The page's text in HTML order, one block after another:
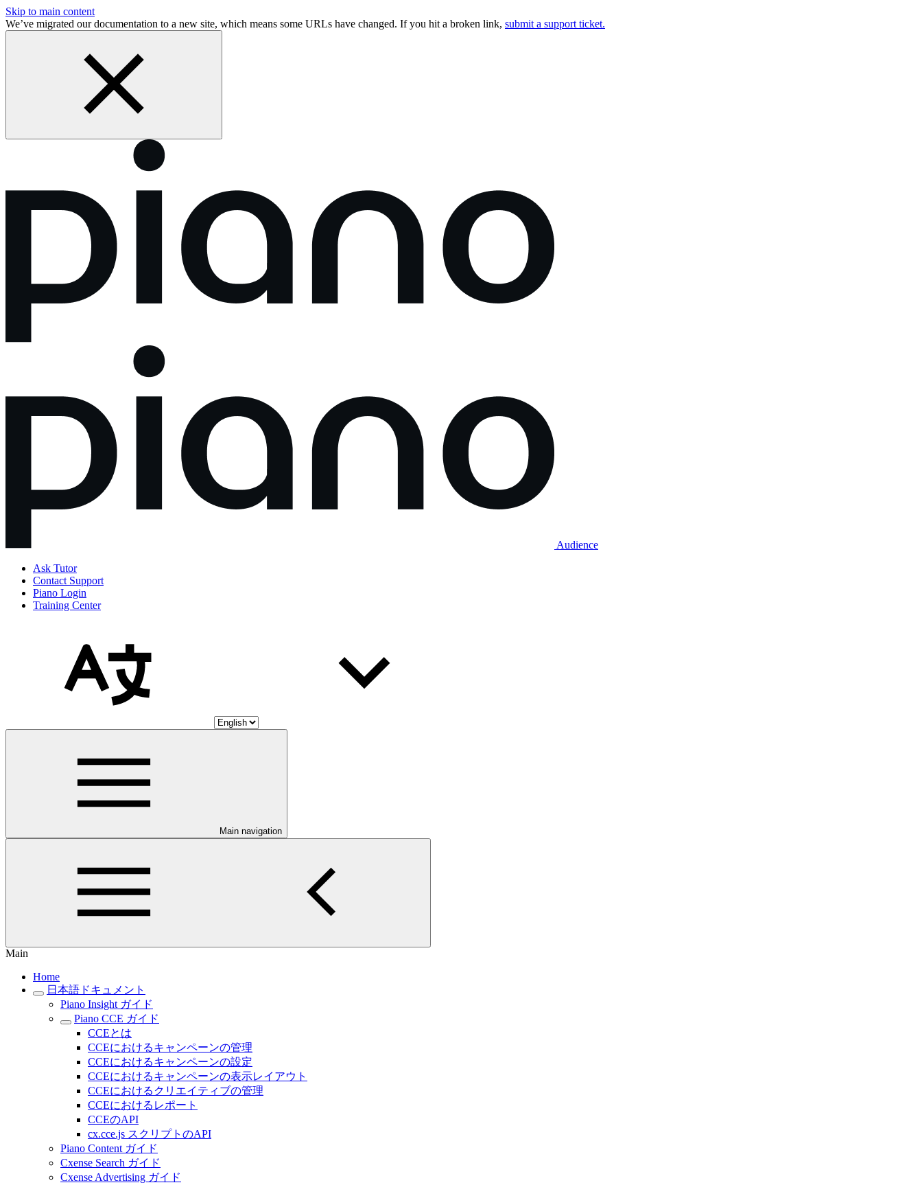
Skip to main content
We’ve migrated our documentation to a new site, which means some URLs have changed. If you hit a broken link, submit a support ticket.
Audience
Ask Tutor
Contact Support
Piano Login
Training Center
Main navigation
Main
Home
日本語ドキュメント
Piano Insight ガイド
Piano CCE ガイド
CCEとは
CCEにおけるキャンペーンの管理
CCEにおけるキャンペーンの設定
CCEにおけるキャンペーンの表示レイアウト
CCEにおけるクリエイティブの管理
CCEにおけるレポート
CCEのAPI
cx.cce.js スクリプトのAPI
Piano Content ガイド
Cxense Search ガイド
Cxense Advertising ガイド